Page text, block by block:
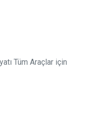
Tüm Araçlar için